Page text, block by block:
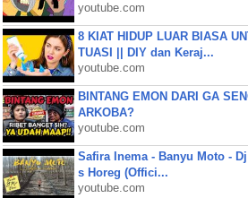
youtube.com
8 KIAT HIDUP LUAR BIASA
TUASI || DIY dan Keraj...
youtube.com
BINTANG EMON DARI GA
ARKOBA?
youtube.com
Safira Inema - Banyu Moto -
s Horeg (Offici...
youtube.com